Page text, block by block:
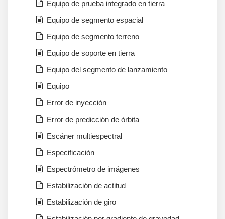
Equipo de prueba integrado en tierra
Equipo de segmento espacial
Equipo de segmento terreno
Equipo de soporte en tierra
Equipo del segmento de lanzamiento
Equipo
Error de inyección
Error de predicción de órbita
Escáner multiespectral
Especificación
Espectrómetro de imágenes
Estabilización de actitud
Estabilización de giro